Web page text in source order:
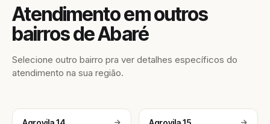
Atendimento em outros
bairros de Abaré
Selecione outro bairro pra ver detalhes específicos do
atendimento na sua região.